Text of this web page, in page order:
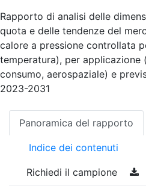
Rapporto di analisi delle
quota e delle tendenze del
calore a pressione controllata
temperatura), per applicazione
consumo, aerospaziale) e
2023-2031
Panoramica del rapporto
Indice dei contenuti
Richiedi il campione